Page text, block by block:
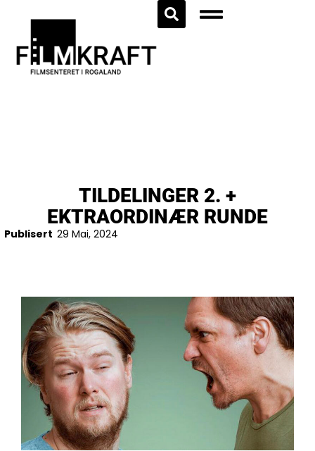
TILDELINGER 2. +
EKTRAORDINÆR RUNDE
Publisert 29 Mai, 2024